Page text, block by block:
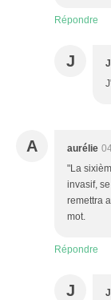
Répondre
J
A aurélie
"La
invasif,
remettra
mot.
Répondre
J